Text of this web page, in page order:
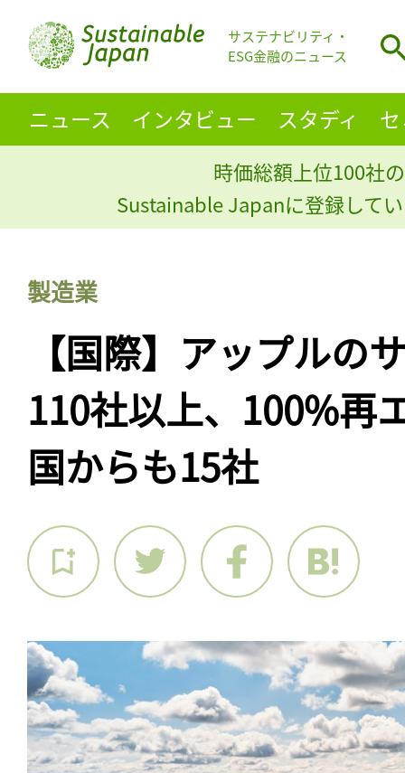
サステナビリティ・
ESG金融のニュース
ニュース インタビュー スタディ
時価総額上位100社
Sustainable Japanに登録して
製造業
【国際】アップルの
110社以上、100%再
国からも15社